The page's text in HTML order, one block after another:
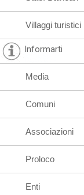
Villaggi turistici
Informarti
Media
Comuni
Associazioni
Proloco
Enti